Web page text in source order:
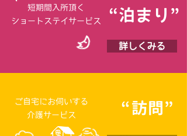
“泊まり”
短期間入所頂く
ショートステイサービス
詳しくみる
“訪問”
ご自宅にお伺いする
介護サービス